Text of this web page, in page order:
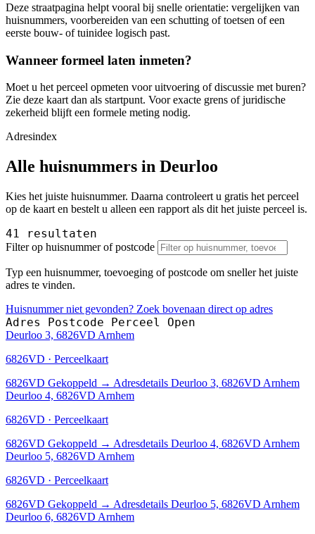
Deze straatpagina helpt vooral bij snelle orientatie: vergelijken van
huisnummers, voorbereiden van een schutting of toetsen of een
eerste bouw- of tuinidee logisch past.
Wanneer formeel laten inmeten?
Moet u het perceel opmeten voor uitvoering of discussie met buren?
Zie deze kaart dan als startpunt. Voor exacte grens of juridische
zekerheid blijft een formele meting nodig.
Adresindex
Alle huisnummers in Deurloo
Kies het juiste huisnummer. Daarna controleert u gratis het perceel
op de kaart en bestelt u alleen een rapport als dit het juiste perceel is.
41 resultaten
Filter op huisnummer of postcode
Typ een huisnummer, toevoeging of postcode om sneller het juiste
adres te vinden.
Huisnummer niet gevonden? Zoek bovenaan direct op adres
Adres Postcode Perceel Open
Deurloo 3, 6826VD Arnhem
6826VD · Perceelkaart
6826VD Gekoppeld → Adresdetails Deurloo 3, 6826VD Arnhem
Deurloo 4, 6826VD Arnhem
6826VD · Perceelkaart
6826VD Gekoppeld → Adresdetails Deurloo 4, 6826VD Arnhem
Deurloo 5, 6826VD Arnhem
6826VD · Perceelkaart
6826VD Gekoppeld → Adresdetails Deurloo 5, 6826VD Arnhem
Deurloo 6, 6826VD Arnhem